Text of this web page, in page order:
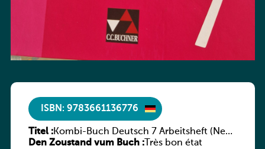
ISBN: 9783661136776
Titel :Kombi-Buch Deutsch 7 Arbeitsheft (Neue
Ausgabe Luxemburg)
Den Zoustand vum Buch :Très bon état